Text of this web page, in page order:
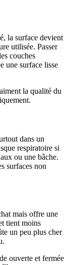
la surface devient
utilisée. Passer
couches
une surface lisse
la qualité du
dans un
respiratoire si
ou une bâche.
surfaces non
mais offre une
tient moins
un peu plus cher
ouverte et fermée